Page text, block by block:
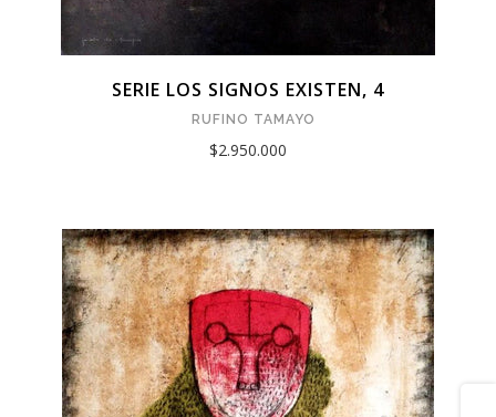
SERIE LOS SIGNOS EXISTEN, 4
RUFINO TAMAYO
$2.950.000